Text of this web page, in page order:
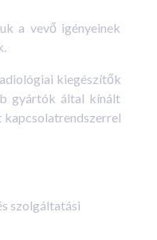
a vevő igényeinek
kiegészítők
gyártók által kínált
kapcsolatrendszerrel
szolgáltatási